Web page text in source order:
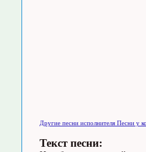
Другие песни исполнителя Песни у
Текст песни: